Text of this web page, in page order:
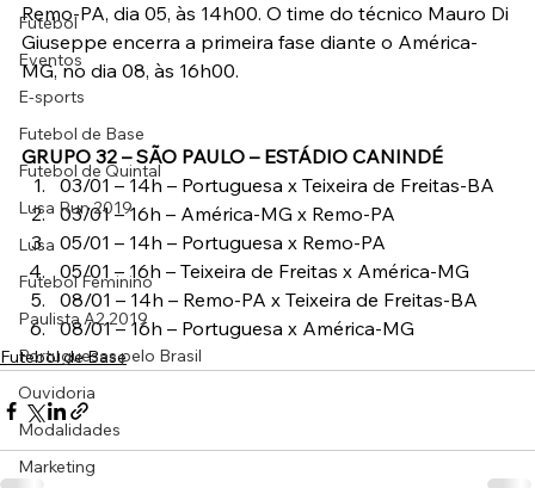
Futebol
Eventos
E-sports
Futebol de Base
Futebol de Quintal
Lusa Run 2019
Lusa
Futebol Feminino
Paulista A2 2019
Portuguesas pelo Brasil
Ouvidoria
Modalidades
Marketing
Remo-PA, dia 05, às 14h00. O time do técnico Mauro Di
Giuseppe encerra a primeira fase diante o América-
MG, no dia 08, às 16h00.
GRUPO 32 – SÃO PAULO – ESTÁDIO CANINDÉ
03/01 – 14h – Portuguesa x Teixeira de Freitas-BA
03/01 – 16h – América-MG x Remo-PA
05/01 – 14h – Portuguesa x Remo-PA
05/01 – 16h – Teixeira de Freitas x América-MG
08/01 – 14h – Remo-PA x Teixeira de Freitas-BA
08/01 – 16h – Portuguesa x América-MG
Futebol de Base